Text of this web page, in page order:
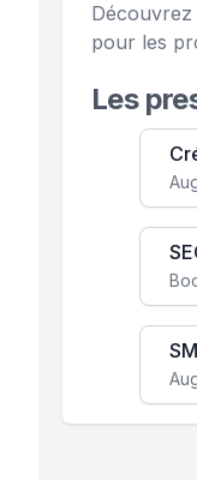
pour les
Les